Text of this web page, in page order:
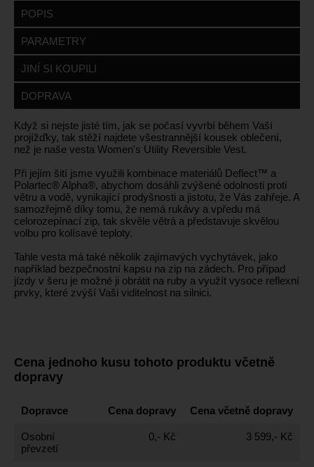
POPIS
PARAMETRY
JINÍ SI KOUPILI
DOPRAVA
Když si nejste jisté tím, jak se počasí vyvrbí během Vaší
projížďky, tak stěží najdete všestrannější kousek oblečení,
než je naše vesta Women's Utility Reversible Vest.
Při jejím šití jsme využili kombinace materiálů Deflect™ a
Polartec® Alpha®, abychom dosáhli zvýšené odolnosti proti
větru a vodě, vynikající prodyšnosti a jistotu, že Vás zahřeje. A
samozřejmě díky tomu, že nemá rukávy a vpředu má
celorozepínací zip, tak skvěle větrá a představuje skvělou
volbu pro kolísavé teploty.
Tahle vesta má také několik zajímavých vychytávek, jako
například bezpečnostní kapsu na zip na zádech. Pro případ
jízdy v šeru je možné ji obrátit na ruby a využít vysoce reflexní
prvky, které zvýší Vaši viditelnost na silnici.
Cena jednoho kusu tohoto produktu včetně
dopravy
Dopravce Cena dopravy Cena včetně dopravy
Osobní
převzetí
0,- Kč 3 599,- Kč